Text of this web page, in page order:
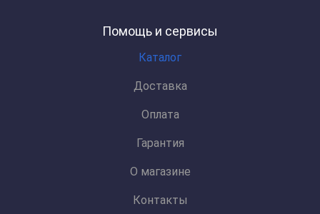
Помощь и сервисы
Каталог
Доставка
Оплата
Гарантия
О магазине
Контакты